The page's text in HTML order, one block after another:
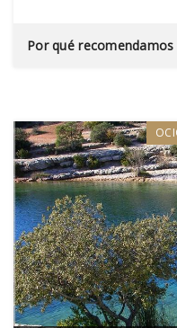
pur du ciel.
Por qué